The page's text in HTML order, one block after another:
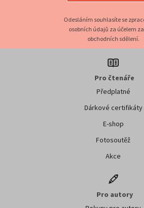
Odesláním souhlasíte se
osobních údajů za účelem
obchodních sdělení.
Pro čtenáře
Předplatné
Dárkové certifikáty
E-shop
Fotosoutěž
Akce
Pro autory